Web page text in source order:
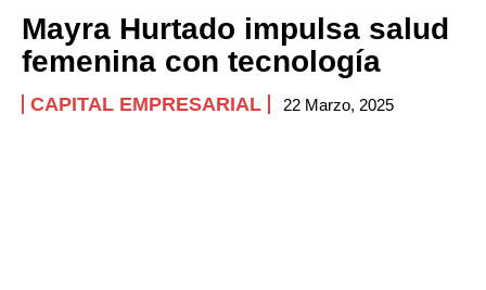
Mayra Hurtado impulsa salud
femenina con tecnología
CAPITAL EMPRESARIAL 22 Marzo, 2025